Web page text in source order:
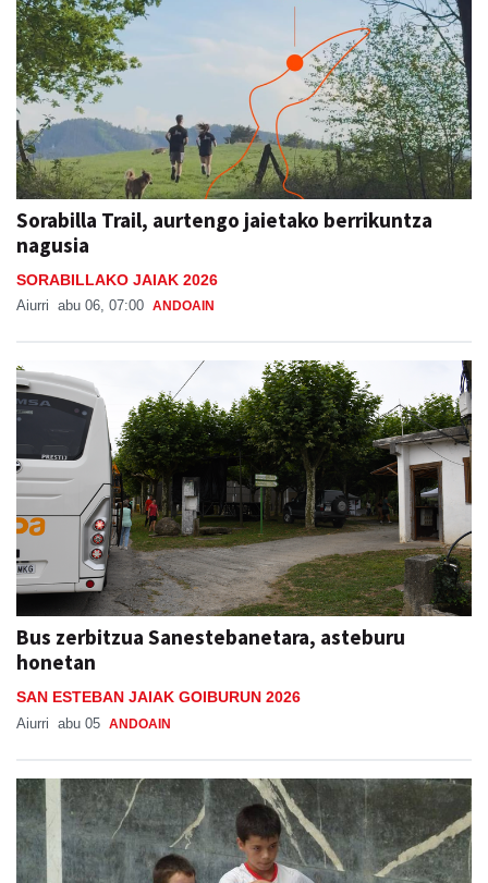
Sorabilla Trail, aurtengo jaietako berrikuntza
nagusia
SORABILLAKO JAIAK 2026
Aiurri abu 06, 07:00 ANDOAIN
Bus zerbitzua Sanestebanetara, asteburu
honetan
SAN ESTEBAN JAIAK GOIBURUN 2026
Aiurri abu 05 ANDOAIN